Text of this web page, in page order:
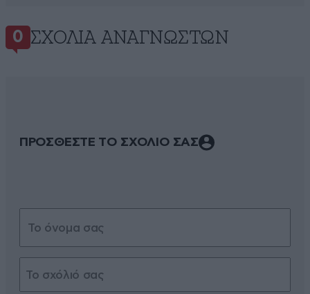
0 ΣΧΌΛΙΑ ΑΝΑΓΝΩΣΤΏΝ
ΠΡΟΣΘΕΣΤΕ ΤΟ ΣΧΟΛΙΟ ΣΑΣ